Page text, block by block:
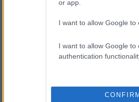
or app.
I want to allow Google to
I want to allow Google
authentication
CONFIRM
A
az